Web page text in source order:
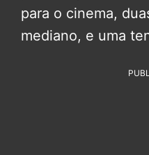
para o cinema,
mediano, e uma